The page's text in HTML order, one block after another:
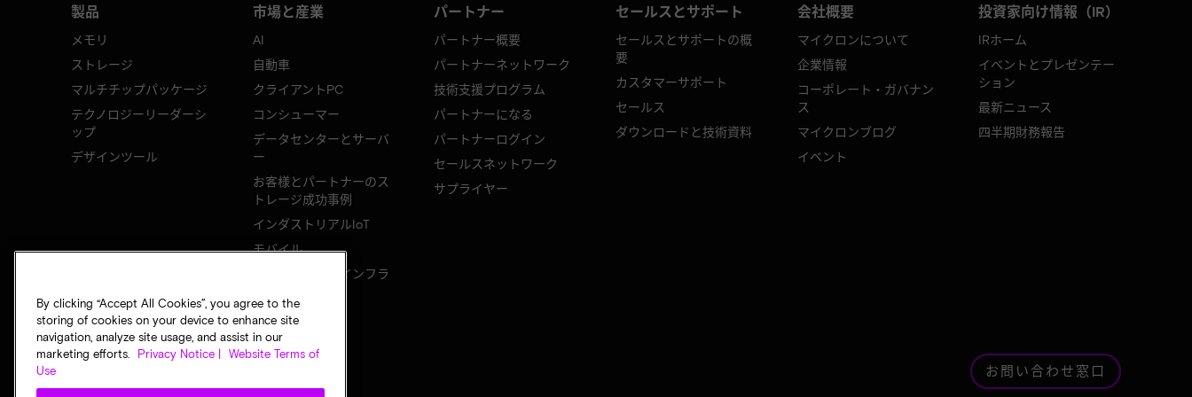
製品
メモリ
ストレージ
マルチチップパッケージ
テクノロジーリーダーシ
ップ
デザインツール
市場と産業
AI
自動車
クライアントPC
コンシューマー
データセンターとサーバ
ー
お客様とパートナーのス
トレージ成功事例
インダストリアルIoT
モバイル
ネットワークのインフラ
パートナー
パートナー概要
パートナーネットワーク
技術支援プログラム
パートナーになる
パートナーログイン
セールスネットワーク
サプライヤー
セールスとサポート
セールスとサポートの概
要
カスタマーサポート
セールス
ダウンロードと技術資料
会社概要
マイクロンについて
企業情報
コーポレート・ガバナン
ス
マイクロンブログ
イベント
投資家向け情報（IR）
IRホーム
イベントとプレゼンテー
ション
最新ニュース
四半期財務報告
お問い合わせ窓口
By clicking “Accept All Cookies”, you agree to the
storing of cookies on your device to enhance site
navigation, analyze site usage, and assist in our
marketing efforts.
Privacy Notice |
Website Terms of
Use